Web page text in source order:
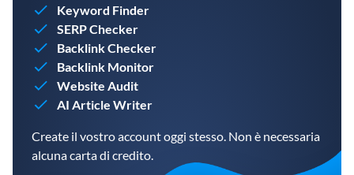
Keyword Finder
SERP Checker
Backlink Checker
Backlink Monitor
Website Audit
AI Article Writer
Create il vostro account oggi stesso. Non è necessaria
alcuna carta di credito.